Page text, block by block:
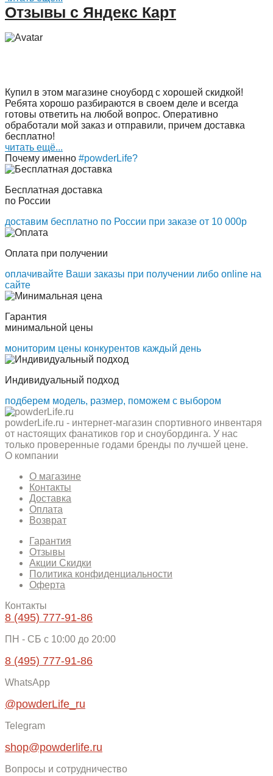
Отзывы с Яндекс Карт
Купил в этом магазине сноуборд с хорошей скидкой!
Ребята хорошо разбираются в своем деле и всегда
готовы ответить на любой вопрос. Оперативно
обработали мой заказ и отправили, причем доставка
бесплатно!
читать ещё...
Почему именно #powderLife?
Бесплатная доставка
по России
доставим бесплатно по России при заказе от 10 000р
Оплата при получении
оплачивайте Ваши заказы при получении либо online на
сайте
Гарантия
минимальной цены
мониторим цены конкурентов каждый день
Индивидуальный подход
подберем модель, размер, поможем с выбором
powderLife.ru - интернет-магазин спортивного инвентаря
от настоящих фанатиков гор и сноубординга. У нас
только проверенные годами бренды по лучшей цене.
О компании
О магазине
Контакты
Доставка
Оплата
Возврат
Гарантия
Отзывы
Акции Скидки
Политика конфиденциальности
Оферта
Контакты
8 (495) 777-91-86
ПН - СБ c 10:00 до 20:00
8 (495) 777-91-86
WhatsApp
@powderLife_ru
Telegram
shop@powderlife.ru
Вопросы и сотрудничество